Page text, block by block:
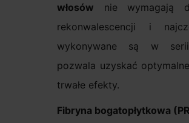
włosów nie wymagają
rekonwalescencji i
wykonywane są w
pozwala uzyskać
trwałe efekty.
Fibryna bogatopłytkowa